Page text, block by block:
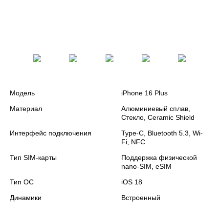
Модель
iPhone 16 Plus
Материал
Алюминиевый сплав,
Стекло, Ceramic Shield
Интерфейс подключения
Type-C, Bluetooth 5.3, Wi-
Fi, NFC
Тип SIM-карты
Поддержка физической
nano‑SIM, eSIM
Тип ОС
iOS 18
Динамики
Встроенный